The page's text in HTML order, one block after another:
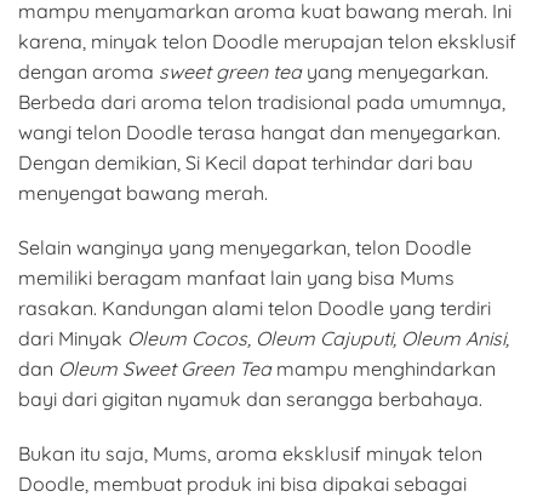
mampu menyamarkan aroma kuat bawang merah. Ini
karena, minyak telon Doodle merupajan telon eksklusif
dengan aroma sweet green teayang menyegarkan.
Berbeda dari aroma telon tradisional pada umumnya,
wangi telon Doodle terasa hangat dan menyegarkan.
Dengan demikian, Si Kecil dapat terhindar dari bau
menyengat bawang merah.
Selain wanginya yang menyegarkan, telon Doodle
memiliki beragam manfaat lain yang bisa Mums
rasakan. Kandungan alami telon Doodle yang terdiri
dari Minyak Oleum Cocos, Oleum Cajuputi, Oleum Anisi,
dan Oleum Sweet Green Tea mampu menghindarkan
bayi dari gigitan nyamuk dan serangga berbahaya.
Bukan itu saja, Mums, aroma eksklusif minyak telon
Doodle, membuat produk ini bisa dipakai sebagai